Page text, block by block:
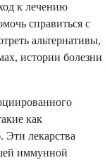
к лечению
справиться с
альтернативы,
истории болезни
как
Эти лекарства
иммунной